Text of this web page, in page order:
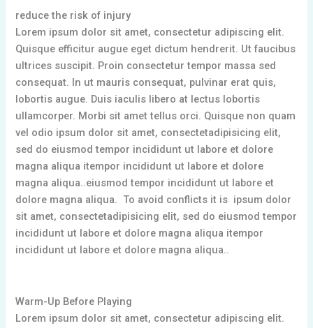
reduce the risk of injury
Lorem ipsum dolor sit amet, consectetur adipiscing elit.
Quisque efficitur augue eget dictum hendrerit. Ut faucibus
ultrices suscipit. Proin consectetur tempor massa sed
consequat. In ut mauris consequat, pulvinar erat quis,
lobortis augue. Duis iaculis libero at lectus lobortis
ullamcorper. Morbi sit amet tellus orci. Quisque non quam
vel odio ipsum dolor sit amet, consectetadipisicing elit,
sed do eiusmod tempor incididunt ut labore et dolore
magna aliqua itempor incididunt ut labore et dolore
magna aliqua..eiusmod tempor incididunt ut labore et
dolore magna aliqua. To avoid conflicts it is ipsum dolor
sit amet, consectetadipisicing elit, sed do eiusmod tempor
incididunt ut labore et dolore magna aliqua itempor
incididunt ut labore et dolore magna aliqua..
Warm-Up Before Playing
Lorem ipsum dolor sit amet, consectetur adipiscing elit.